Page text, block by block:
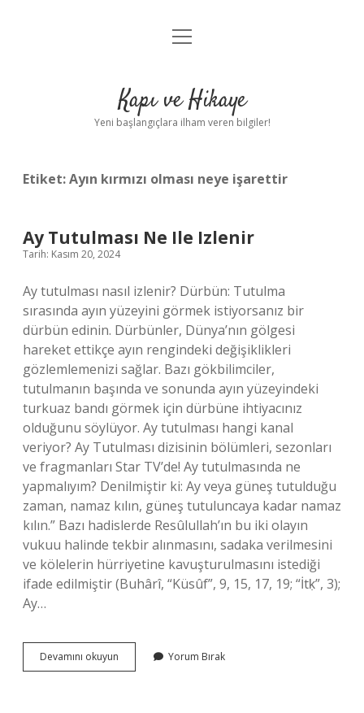
Anasayfa
Yasal Uyarı
menüyü
Kapı ve Hikaye
Yeni başlangıçlara ilham veren bilgiler!
Etiket:Ayın kırmızı olması neye işarettir
Ay Tutulması Ne Ile Izlenir
Tarih: Kasım 20, 2024
Ay tutulması nasıl izlenir? Dürbün: Tutulma
sırasında ayın yüzeyini görmek istiyorsanız bir
dürbün edinin. Dürbünler, Dünya’nın gölgesi
hareket ettikçe ayın rengindeki değişiklikleri
gözlemlemenizi sağlar. Bazı gökbilimciler,
tutulmanın başında ve sonunda ayın yüzeyindeki
turkuaz bandı görmek için dürbüne ihtiyacınız
olduğunu söylüyor. Ay tutulması hangi kanal
veriyor? Ay Tutulması dizisinin bölümleri, sezonları
ve fragmanları Star TV’de! Ay tutulmasında ne
yapmalıyım? Denilmiştir ki: Ay veya güneş tutulduğu
zaman, namaz kılın, güneş tutuluncaya kadar namaz
kılın.” Bazı hadislerde Resûlullah’ın bu iki olayın
vukuu halinde tekbir alınmasını, sadaka verilmesini
ve kölelerin hürriyetine kavuşturulmasını istediği
ifade edilmiştir (Buhârî, “Küsûf”, 9, 15, 17, 19; “İtḳ”, 3);
Ay…
Devamını okuyun
Tutulması
Yorum Bırak